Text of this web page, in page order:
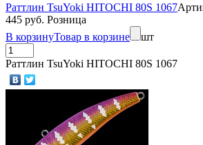
Раттлин TsuYoki HITOCHI 80S 1067
445 руб. Розница
В корзинуТовар в корзине шт
Раттлин TsuYoki HITOCHI 80S 1067